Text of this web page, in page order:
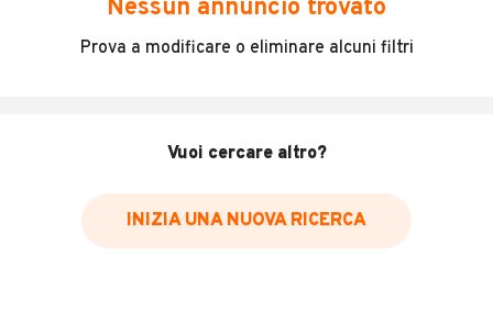
Incidenti in cui è stato coinvolto il veicolo
Data e luogo delle revisioni effettuate
Inserisci il numero di targa per verificare la disponibilità
Nessun annuncio trovato
Prova a modificare o eliminare alcuni filtri
Vuoi cercare altro?
INIZIA UNA NUOVA RICERCA